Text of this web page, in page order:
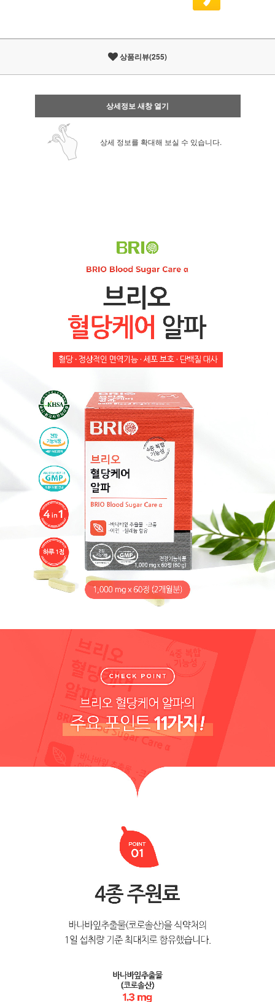
상품리뷰(255)
상세정보 새창 열기
상세 정보를 확대해 보실 수 있습니다.